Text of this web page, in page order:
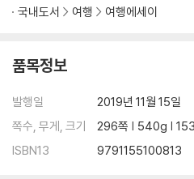
국내도서
여행 여행에세이
품목정보
발행일
2019년 11월 15일
쪽수, 무게, 크기
296쪽 | 540g |
ISBN13
9791155100813